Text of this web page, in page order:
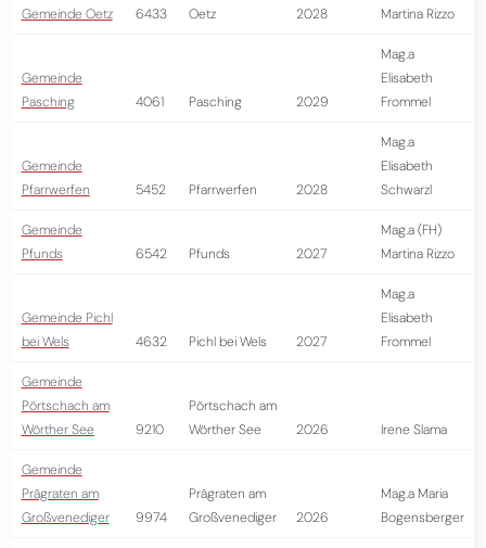
Gemeinde Oetz 6433 Oetz 2028
Martina Rizzo
Gemeinde
Pasching
4061 Pasching 2029
Mag.a
Elisabeth
Frommel
Gemeinde
Pfarrwerfen
5452 Pfarrwerfen 2028
Mag.a
Elisabeth
Schwarzl
Gemeinde
Pfunds
6542 Pfunds 2027
Mag.a (FH)
Martina Rizzo
Gemeinde Pichl
bei Wels
4632 Pichl bei Wels 2027
Mag.a
Elisabeth
Frommel
Gemeinde
Pörtschach am
Wörther See
9210
Pörtschach am
Wörther See
2026 Irene Slama
Gemeinde
Prägraten am
Großvenediger
9974
Prägraten am
Großvenediger
2026
Mag.a Maria
Bogensberger